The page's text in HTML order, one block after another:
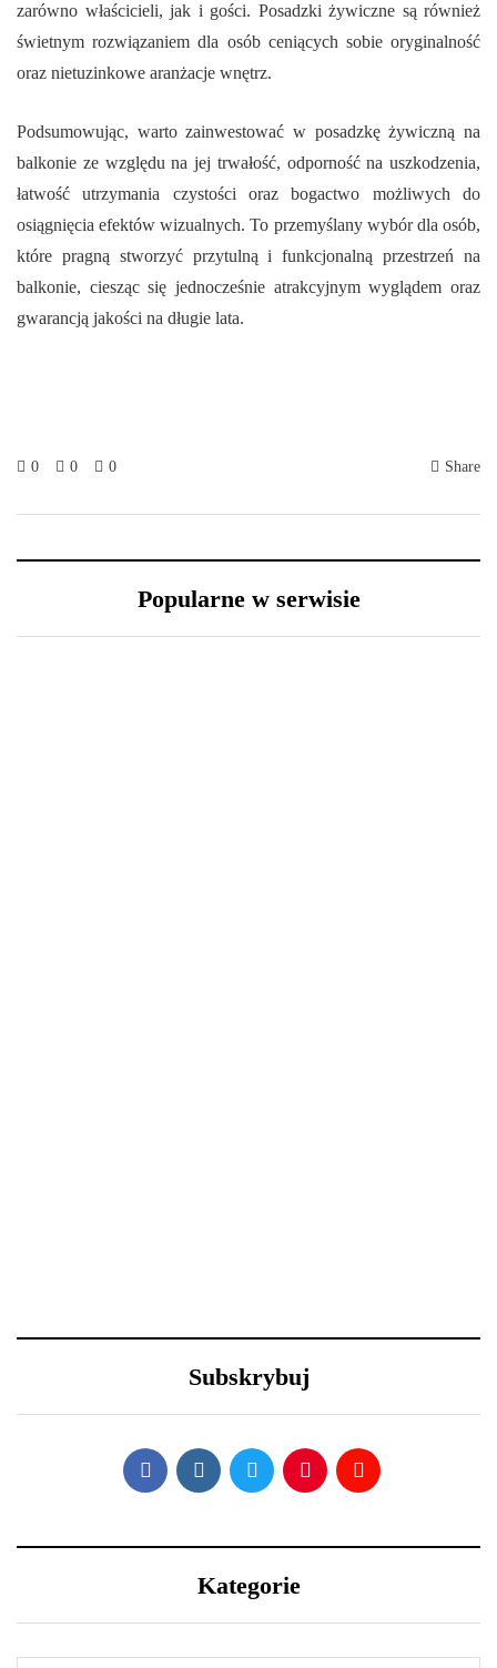
zarówno właścicieli, jak i gości. Posadzki żywiczne są również
świetnym rozwiązaniem dla osób ceniących sobie oryginalność
oraz nietuzinkowe aranżacje wnętrz.
Podsumowując, warto zainwestować w posadzkę żywiczną na
balkonie ze względu na jej trwałość, odporność na uszkodzenia,
łatwość utrzymania czystości oraz bogactwo możliwych do
osiągnięcia efektów wizualnych. To przemyślany wybór dla osób,
które pragną stworzyć przytulną i funkcjonalną przestrzeń na
balkonie, ciesząc się jednocześnie atrakcyjnym wyglądem oraz
gwarancją jakości na długie lata.
0 0 0 Share
Popularne w serwisie
Oto 4 sposoby na
porządki z Samsung
Subskrybuj
Kategorie